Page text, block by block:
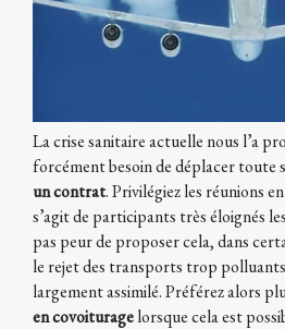
La crise sanitaire actuelle nous l’a
forcément besoin de déplacer toute
un contrat. Privilégiez les réunions
s’agit de participants très éloignés
pas peur de proposer cela, dans
le rejet des transports trop
largement assimilé. Préférez alors
en covoituragelorsque cela est